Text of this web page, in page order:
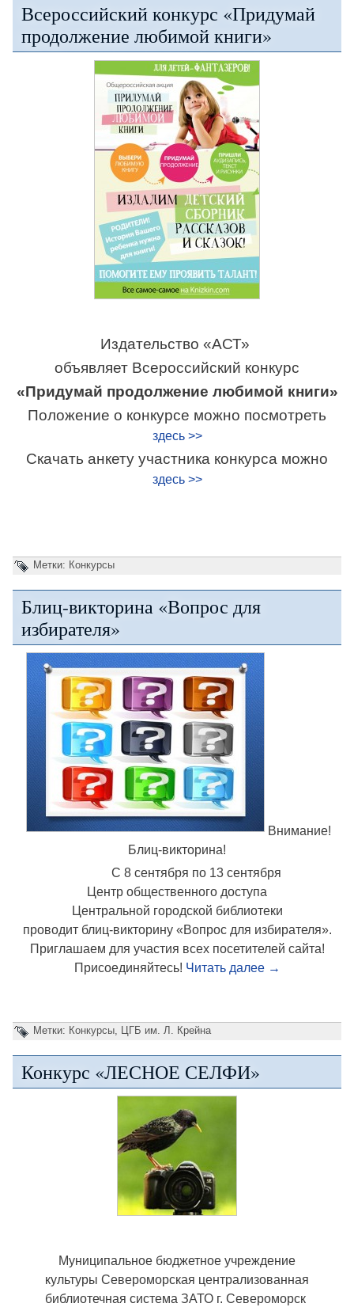
Всероссийский конкурс «Придумай
продолжение любимой книги»
Издательство «АСТ»
объявляет Всероссийский конкурс
«Придумай продолжение любимой книги»
Положение о конкурсе можно посмотреть
здесь >>
Скачать анкету участника конкурса можно
здесь >>
Метки: Конкурсы
Блиц-викторина «Вопрос для
избирателя»
Внимание!
Блиц-викторина!
С 8 сентября по 13 сентября
Центр общественного доступа
Центральной городской библиотеки
проводит блиц-викторину «Вопрос для избирателя».
Приглашаем для участия всех посетителей сайта!
Присоединяйтесь! Читать далее →
Метки: Конкурсы, ЦГБ им. Л. Крейна
Конкурс «ЛЕСНОЕ СЕЛФИ»
Муниципальное бюджетное учреждение
культуры Североморская централизованная
библиотечная система ЗАТО г. Североморск